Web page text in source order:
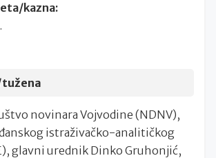
kazna:
novinara Vojvodine (NDNV),
istraživačko-analitičkog
glavni urednik Dinko Gruhonjić,